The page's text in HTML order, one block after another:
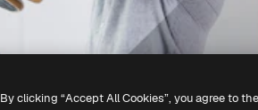
By clicking “Accept All Cookies”, you agree to